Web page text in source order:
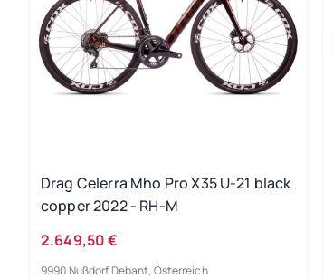
Drag Celerra Mho Pro X35 U-21 black
copper 2022 - RH-M
2.649,50 €
9990 Nußdorf Debant, Österreich